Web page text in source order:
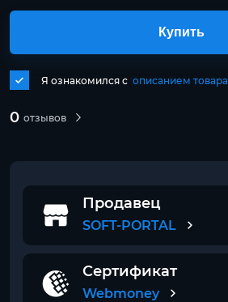
0 отзывов
Я ознакомился с описанием товара
Купить
Продавец
SOFT-PORTAL
Сертификат
Webmoney